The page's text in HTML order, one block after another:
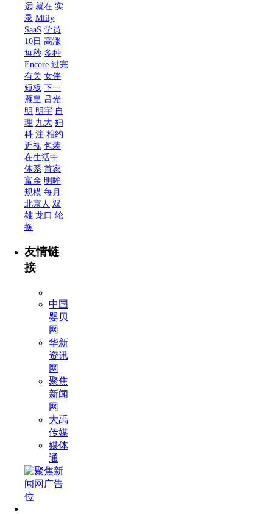
远 就在 实
录 Mlily
SaaS 学员
10日 高涨
每秒 多种
Encore 过完
有关 女伴
短板 下一
雁皇 吕光
明 明宇 自
理 九大 妇
科 注 相约
近视 包装
在生活中
体系 首家
富余 明眸
规模 每月
北京人 双
雄 龙口 轮
换
友情链
接
中国
婴贝
网
华新
资讯
网
聚焦
新闻
网
大禹
传媒
媒体
通